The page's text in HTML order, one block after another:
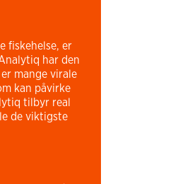
fiskehelse, er
har den
mange virale
kan påvirke
tilbyr real
de viktigste